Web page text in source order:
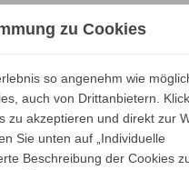
zu Cookies
so angenehm wie
auch von Drittanbietern.
zu akzeptieren und direkt zur
Sie unten auf „Individuelle
Beschreibung der Cookies